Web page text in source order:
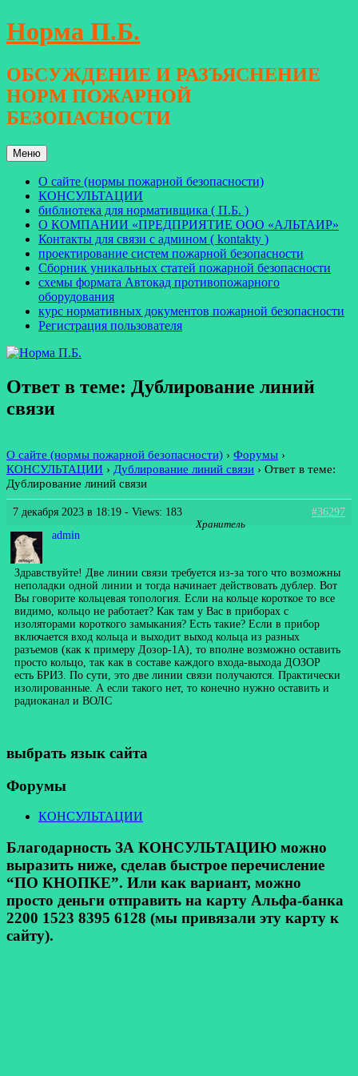
Перейти
к
Норма П.Б.
ОБСУЖДЕНИЕ И РАЗЪЯСНЕНИЕ
НОРМ ПОЖАРНОЙ
БЕЗОПАСНОСТИ
Меню
О сайте (нормы пожарной безопасности)
КОНСУЛЬТАЦИИ
библиотека для нормативщика ( П.Б. )
О КОМПАНИИ «ПРЕДПРИЯТИЕ ООО «АЛЬТАИР»
Контакты для связи с админом ( kontakty )
проектирование систем пожарной безопасности
Сборник уникальных статей пожарной безопасности
схемы формата Автокад противопожарного
оборудования
курс нормативных документов пожарной безопасности
Регистрация пользователя
Ответ в теме: Дублирование линий
связи
О сайте (нормы пожарной безопасности) › Форумы ›
КОНСУЛЬТАЦИИ › Дублирование линий связи › Ответ в теме:
Дублирование линий связи
7 декабря 2023 в 18:19 - Views: 183
#36297
admin
Хранитель
Здравствуйте! Две линии связи требуется из-за того что возможны
неполадки одной линии и тогда начинает действовать дублер. Вот
Вы говорите кольцевая топология. Если на кольце короткое то все
видимо, кольцо не работает? Как там у Вас в приборах с
изоляторами короткого замыкания? Есть такие? Если в прибор
включается вход кольца и выходит выход кольца из разных
разъемов (как к примеру Дозор-1А), то вполне возможно оставить
просто кольцо, так как в составе каждого входа-выхода ДОЗОР
есть БРИЗ. По сути, это две линии связи получаются. Практически
изолированные. А если такого нет, то конечно нужно оставить и
радиоканал и ВОЛС
выбрать язык сайта
Форумы
КОНСУЛЬТАЦИИ
Благодарность ЗА КОНСУЛЬТАЦИЮ можно
выразить ниже, сделав быстрое перечисление
“ПО КНОПКЕ”. Или как вариант, можно
просто деньги отправить на карту Альфа-банка
2200 1523 8395 6128 (мы привязали эту карту к
сайту).